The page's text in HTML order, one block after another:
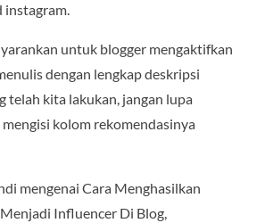
instagram.
untuk blogger mengaktifkan
dengan lengkap deskripsi
telah kita lakukan, jangan lupa
kolom rekomendasinya
mengenai Cara Menghasilkan
Influencer Di Blog,